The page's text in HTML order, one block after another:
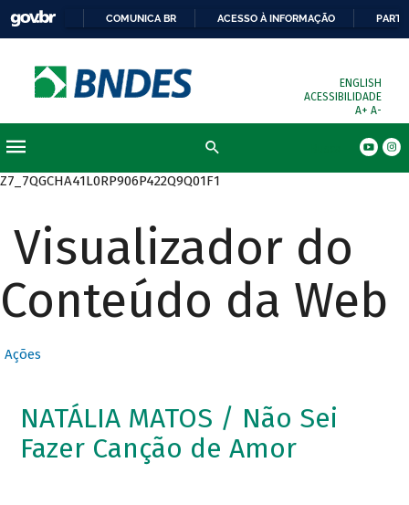
COMUNICA BR ACESSO À INFORMAÇÃO
ENGLISH
ACESSIBILIDADE
A+ A-
Z7_7QGCHA41L0RP906P422Q9Q01F1
Visualizador do
Conteúdo da Web
Ações
NATÁLIA MATOS / Não Sei
Fazer Canção de Amor